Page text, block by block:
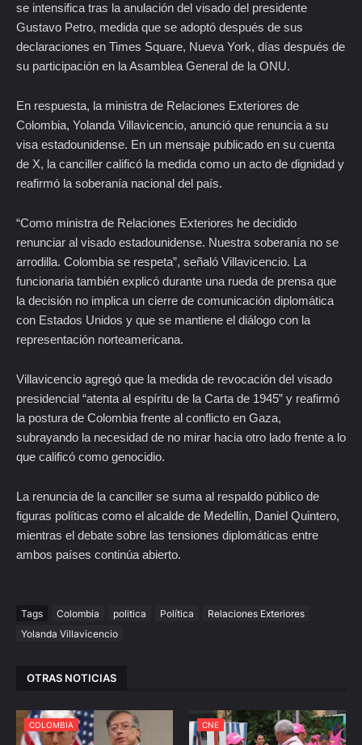
se intensifica tras la anulación del visado del presidente
Gustavo Petro, medida que se adoptó después de sus
declaraciones en Times Square, Nueva York, días después de
su participación en la Asamblea General de la ONU.
En respuesta, la ministra de Relaciones Exteriores de
Colombia, Yolanda Villavicencio, anunció que renuncia a su
visa estadounidense. En un mensaje publicado en su cuenta
de X, la canciller calificó la medida como un acto de dignidad y
reafirmó la soberanía nacional del país.
“Como ministra de Relaciones Exteriores he decidido
renunciar al visado estadounidense. Nuestra soberanía no se
arrodilla. Colombia se respeta”, señaló Villavicencio. La
funcionaria también explicó durante una rueda de prensa que
la decisión no implica un cierre de comunicación diplomática
con Estados Unidos y que se mantiene el diálogo con la
representación norteamericana.
Villavicencio agregó que la medida de revocación del visado
presidencial “atenta al espíritu de la Carta de 1945” y reafirmó
la postura de Colombia frente al conflicto en Gaza,
subrayando la necesidad de no mirar hacia otro lado frente a lo
que calificó como genocidio.
La renuncia de la canciller se suma al respaldo público de
figuras políticas como el alcalde de Medellín, Daniel Quintero,
mientras el debate sobre las tensiones diplomáticas entre
ambos países continúa abierto.
Tags Colombia politica Política
Relaciones Exteriores
Yolanda Villavicencio
OTRAS NOTICIAS
COLOMBIA CNE